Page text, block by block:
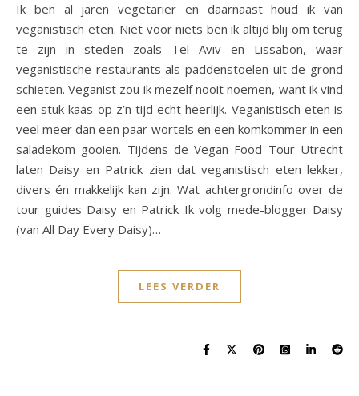
Ik ben al jaren vegetariër en daarnaast houd ik van
veganistisch eten. Niet voor niets ben ik altijd blij om terug
te zijn in steden zoals Tel Aviv en Lissabon, waar
veganistische restaurants als paddenstoelen uit de grond
schieten. Veganist zou ik mezelf nooit noemen, want ik vind
een stuk kaas op z’n tijd echt heerlijk. Veganistisch eten is
veel meer dan een paar wortels en een komkommer in een
saladekom gooien. Tijdens de Vegan Food Tour Utrecht
laten Daisy en Patrick zien dat veganistisch eten lekker,
divers én makkelijk kan zijn. Wat achtergrondinfo over de
tour guides Daisy en Patrick Ik volg mede-blogger Daisy
(van All Day Every Daisy)…
LEES VERDER